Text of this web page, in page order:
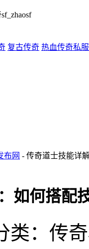
复古传奇 热血传奇私服
布网 - 传奇道士技能详
如何搭配
类：传